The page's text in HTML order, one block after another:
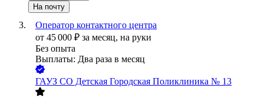
На почту
Оператор контактного центра
от 45 000 ₽ за месяц, на руки
Без опыта
Выплаты: Два раза в месяц
ГАУЗ СО Детская Городская Поликлиника № 13